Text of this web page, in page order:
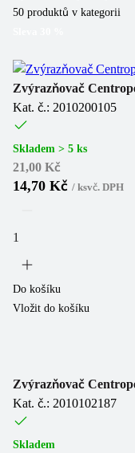
50 produktů v kategorii
Zvýrazňovač
Kat. č.: 2010200105
Skladem > 5 ks
21,00 Kč
14,70 Kč / ksvč. DPH
Do košíku
Vložit do košíku
Zvýrazňovač
Kat. č.: 2010102187
Skladem